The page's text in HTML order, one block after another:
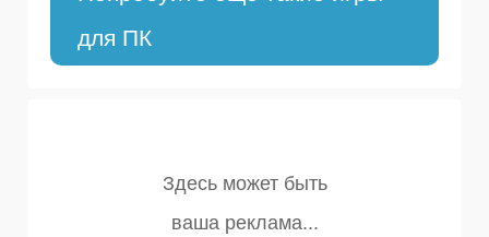
для ПК